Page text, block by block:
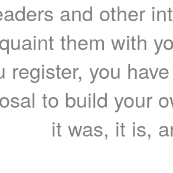
and other
them with
register, you
to build your
it was, it is,